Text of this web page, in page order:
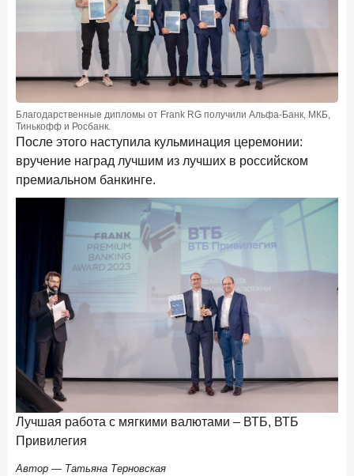
Благодарственные дипломы от Frank RG получили Альфа-Банк, МКБ,
Тинькофф и Росбанк.
После этого наступила кульминация церемонии:
вручение наград лучшим из лучших в российском
премиальном банкинге.
Лучшая работа с мягкими валютами – ВТБ, ВТБ
Привилегия
Автор — Татьяна Терновская